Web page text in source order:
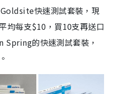
快速測試套裝，現
均每支$10，買10支再送口
Spring的快速測試套裝，